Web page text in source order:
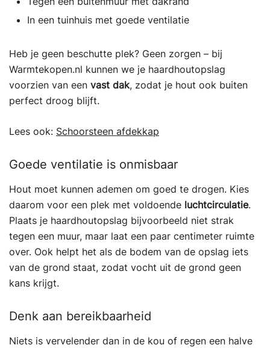
In een tuinhuis met goede ventilatie
Heb je geen beschutte plek? Geen zorgen – bij
Warmtekopen.nl kunnen we je haardhoutopslag
voorzien van een vast dak, zodat je hout ook buiten
perfect droog blijft.
Lees ook: Schoorsteen afdekkap
Goede ventilatie is onmisbaar
Hout moet kunnen ademen om goed te drogen. Kies
daarom voor een plek met voldoende luchtcirculatie.
Plaats je haardhoutopslag bijvoorbeeld niet strak
tegen een muur, maar laat een paar centimeter ruimte
over. Ook helpt het als de bodem van de opslag iets
van de grond staat, zodat vocht uit de grond geen
kans krijgt.
Denk aan bereikbaarheid
Niets is vervelender dan in de kou of regen een halve